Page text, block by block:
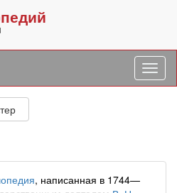
, написанная в 1744—